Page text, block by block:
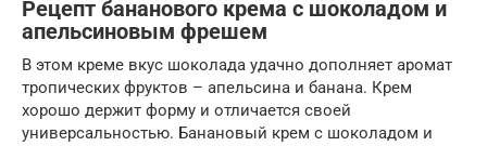
Рецепт бананового крема с шоколадом и
апельсиновым фрешем
В этом креме вкус шоколада удачно дополняет аромат
тропических фруктов – апельсина и банана. Крем
хорошо держит форму и отличается своей
универсальностью. Банановый крем с шоколадом и